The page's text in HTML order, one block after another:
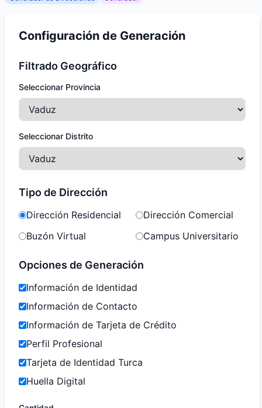
Configuración de Generación
Filtrado Geográfico
Seleccionar Provincia
Seleccionar Distrito
Tipo de Dirección
Dirección Residencial
Dirección Comercial
Buzón Virtual
Campus Universitario
Opciones de Generación
Información de Identidad
Información de Contacto
Información de Tarjeta de Crédito
Perfil Profesional
Tarjeta de Identidad Turca
Huella Digital